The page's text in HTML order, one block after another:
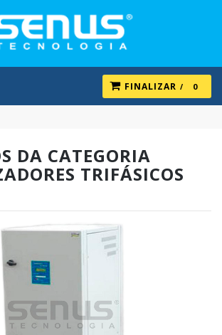
FINALIZAR 0
DA CATEGORIA
TRIFÁSICOS